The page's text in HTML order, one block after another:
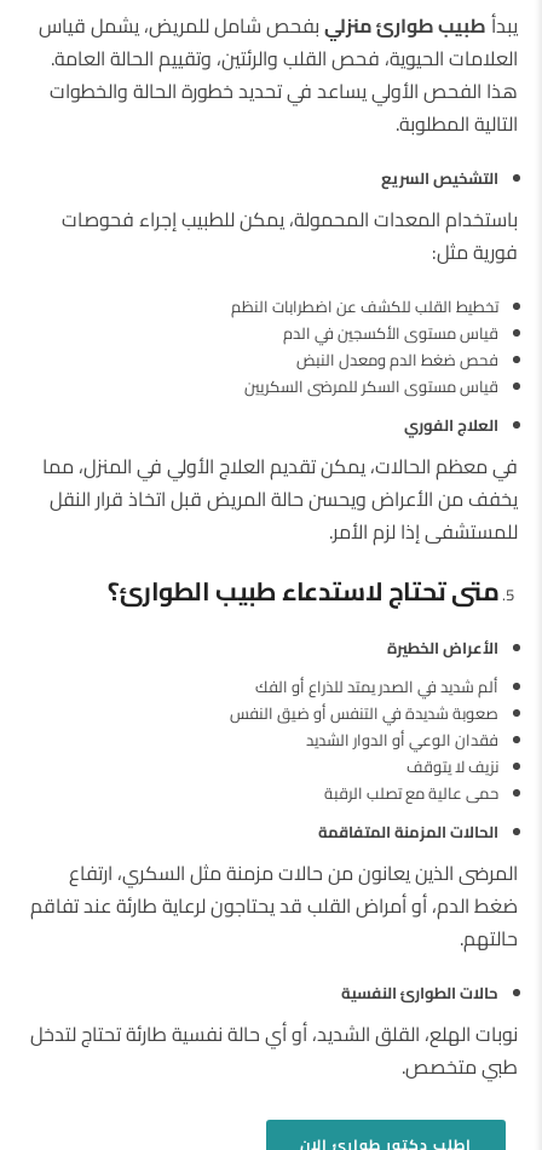
يبدأطبيب طوارئ منزليبفحص شامل للمريض، يشمل قياس
العلامات الحيوية، فحص القلب والرئتين، وتقييم الحالة العامة.
هذا الفحص الأولي يساعد في تحديد خطورة الحالة والخطوات
التالية المطلوبة.
التشخيص السريع
باستخدام المعدات المحمولة، يمكن للطبيب إجراء فحوصات
فورية مثل:
تخطيط القلب للكشف عن اضطرابات النظم
قياس مستوى الأكسجين في الدم
فحص ضغط الدم ومعدل النبض
قياس مستوى السكر للمرضى السكريين
العلاج الفوري
في معظم الحالات، يمكن تقديم العلاج الأولي في المنزل، مما
يخفف من الأعراض ويحسن حالة المريض قبل اتخاذ قرار النقل
للمستشفى إذا لزم الأمر.
متى تحتاج لاستدعاء طبيب الطوارئ؟
الأعراض الخطيرة
ألم شديد في الصدر يمتد للذراع أو الفك
صعوبة شديدة في التنفس أو ضيق النفس
فقدان الوعي أو الدوار الشديد
نزيف لا يتوقف
حمى عالية مع تصلب الرقبة
الحالات المزمنة المتفاقمة
المرضى الذين يعانون من حالات مزمنة مثل السكري، ارتفاع
ضغط الدم، أو أمراض القلب قد يحتاجون لرعاية طارئة عند تفاقم
حالتهم.
حالات الطوارئ النفسية
نوبات الهلع، القلق الشديد، أو أي حالة نفسية طارئة تحتاج لتدخل
طبي متخصص.
اطلب دكتور طوارئ الان